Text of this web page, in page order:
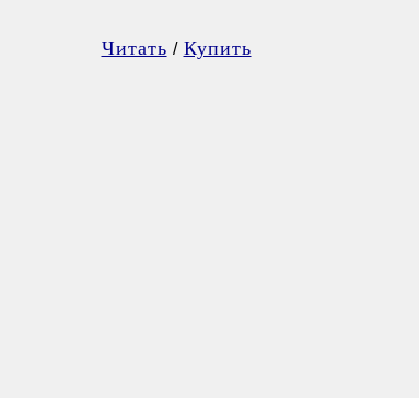
Читать / Купить